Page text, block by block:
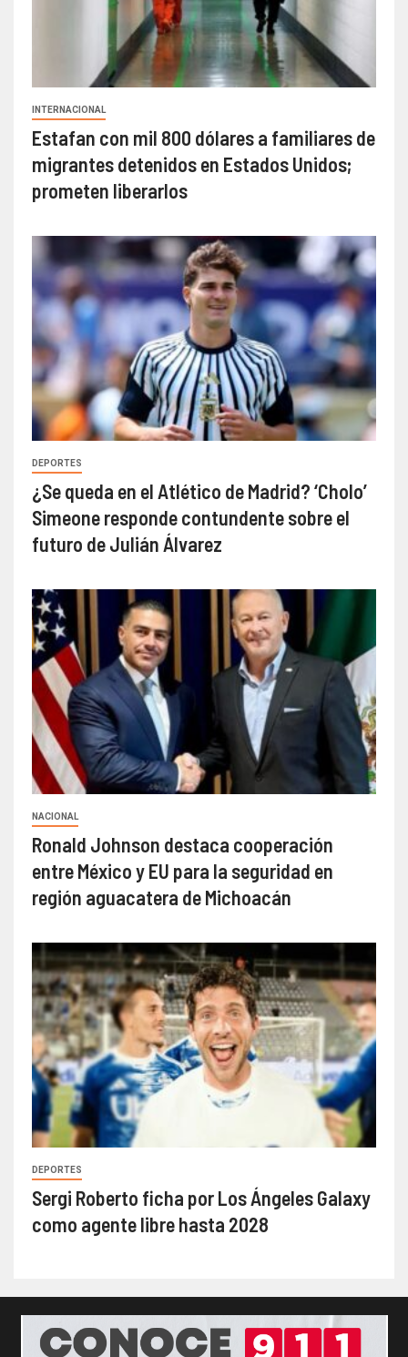
INTERNACIONAL
Estafan con mil 800 dólares a familiares de
migrantes detenidos en Estados Unidos;
prometen liberarlos
DEPORTES
¿Se queda en el Atlético de Madrid? ‘Cholo’
Simeone responde contundente sobre el
futuro de Julián Álvarez
NACIONAL
Ronald Johnson destaca cooperación
entre México y EU para la seguridad en
región aguacatera de Michoacán
DEPORTES
Sergi Roberto ficha por Los Ángeles Galaxy
como agente libre hasta 2028